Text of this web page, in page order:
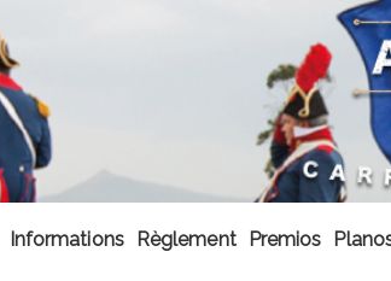
Informations Règlement Premios